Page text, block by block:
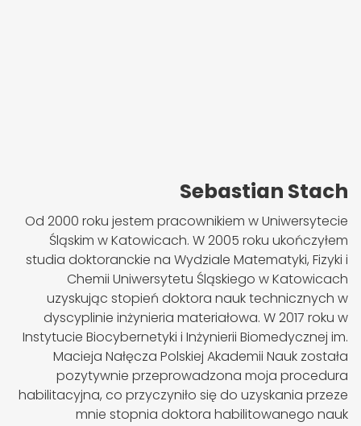
Sebastian Stach
Od 2000 roku jestem pracownikiem w Uniwersytecie
Śląskim w Katowicach. W 2005 roku ukończyłem
studia doktoranckie na Wydziale Matematyki, Fizyki i
Chemii Uniwersytetu Śląskiego w Katowicach
uzyskując stopień doktora nauk technicznych w
dyscyplinie inżynieria materiałowa. W 2017 roku w
Instytucie Biocybernetyki i Inżynierii Biomedycznej im.
Macieja Nałęcza Polskiej Akademii Nauk została
pozytywnie przeprowadzona moja procedura
habilitacyjna, co przyczyniło się do uzyskania przeze
mnie stopnia doktora habilitowanego nauk